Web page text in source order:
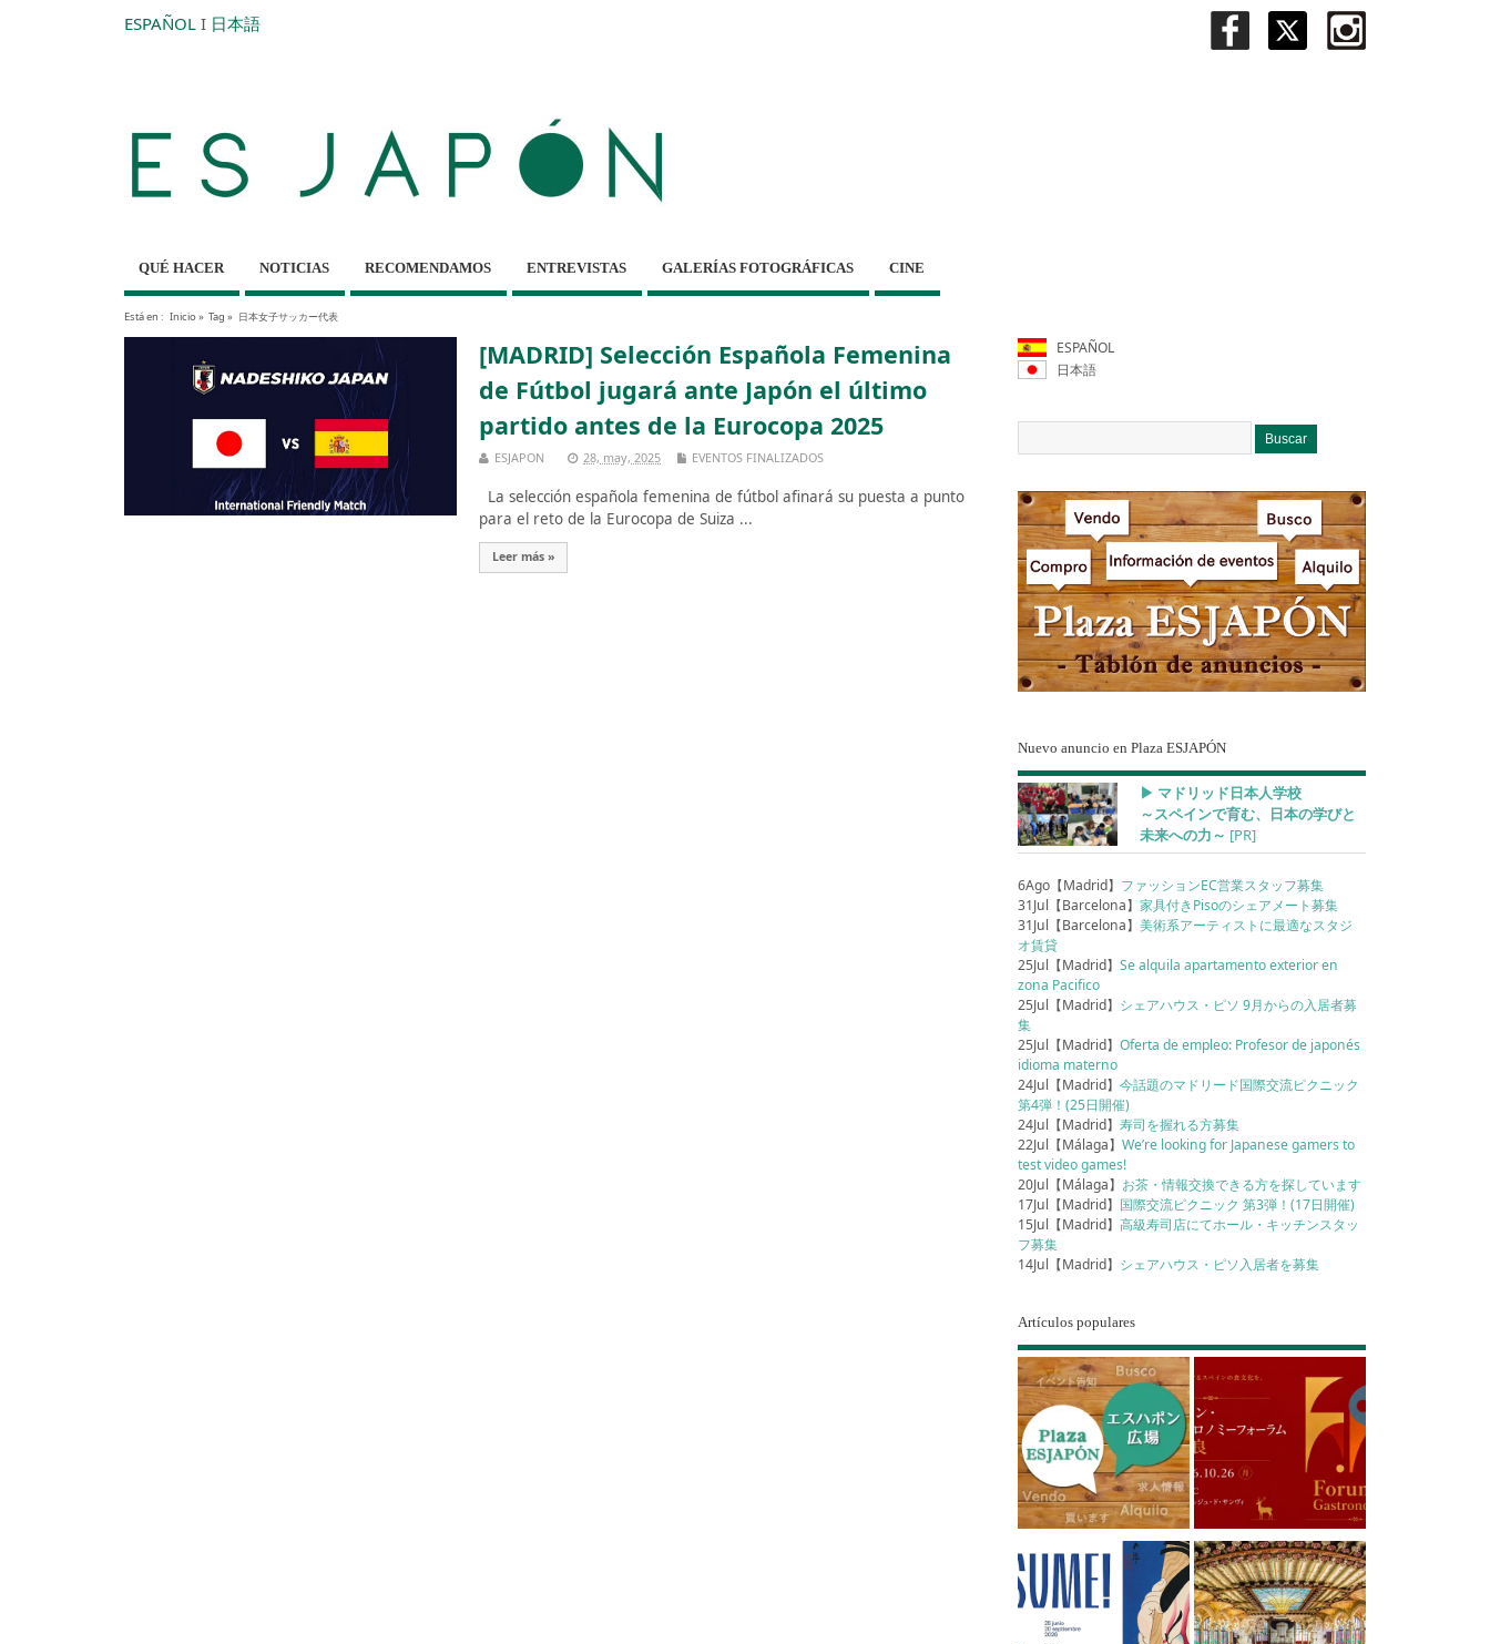
ESPAÑOL I 日本語
QUÉ HACER NOTICIAS RECOMENDAMOS ENTREVISTAS GALERÍAS FOTOGRÁFICAS CINE
Está en : Inicio» Tag » 日本女子サッカー代表
[MADRID] Selección Española Femenina
de Fútbol jugará ante Japón el último
partido antes de la Eurocopa 2025
ESJAPON 28, may, 2025 EVENTOS FINALIZADOS
La selección española femenina de fútbol afinará su puesta a punto
para el reto de la Eurocopa de Suiza ...
Leer más »
ESPAÑOL
日本語
Nuevo anuncio en Plaza ESJAPÓN
▶︎ マドリッド日本人学校
～スペインで育む、日本の学びと
未来への力～ [PR]
6Ago【Madrid】 ファッションEC営業スタッフ募集
31Jul【Barcelona】家具付きPisoのシェアメート募集
31Jul【Barcelona】美術系アーティストに最適なスタジ
オ賃貸
25Jul【Madrid】Se alquila apartamento exterior en
zona Pacifico
25Jul【Madrid】 シェアハウス・ピソ 9月からの入居者募
集
25Jul【Madrid】Oferta de empleo: Profesor de japonés
idioma materno
24Jul【Madrid】今話題のマドリード国際交流ピクニック
第4弾！(25日開催)
24Jul【Madrid】寿司を握れる方募集
22Jul【Málaga】We’re looking for Japanese gamers to
test video games!
20Jul【Málaga】 お茶・情報交換できる方を探しています
17Jul【Madrid】 国際交流ピクニック 第3弾！(17日開催)
15Jul【Madrid】高級寿司店にてホール・キッチンスタッ
フ募集
14Jul【Madrid】 シェアハウス・ピソ入居者を募集
Artículos populares